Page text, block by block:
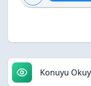
Konuyu